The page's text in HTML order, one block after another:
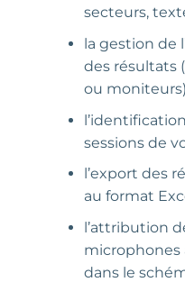
secteurs,
la gestion de
des résultats
ou moniteurs)
sessions de
l’export des
au format
l’attribution
microphones
dans le